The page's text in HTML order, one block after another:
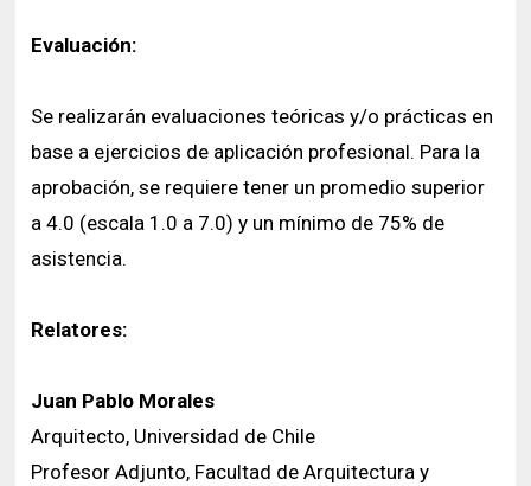
Evaluación:
Se realizarán evaluaciones teóricas y/o prácticas en
base a ejercicios de aplicación profesional. Para la
aprobación, se requiere tener un promedio superior
a 4.0 (escala 1.0 a 7.0) y un mínimo de 75% de
asistencia.
Relatores:
Juan Pablo Morales
Arquitecto, Universidad de Chile
Profesor Adjunto, Facultad de Arquitectura y